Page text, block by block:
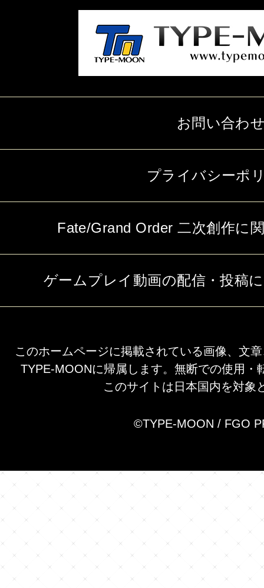
お問い合わ
プライバシーポ
Fate/Grand Order 二次創作に
ゲームプレイ動画の配信・投稿
このホームページに掲載されている画像、文
TYPE-MOONに帰属します。無断での使用・
このサイトは日本国内を対象
©TYPE-MOON / FGO